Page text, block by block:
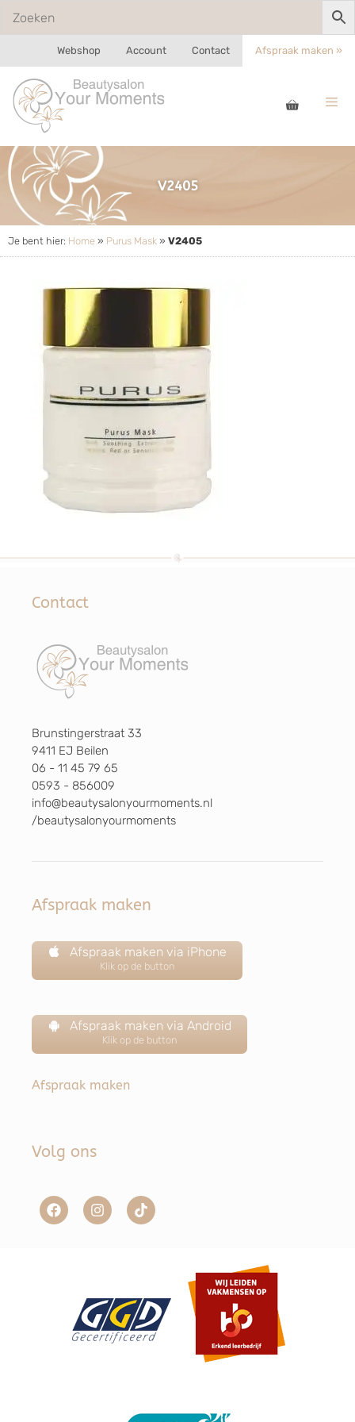
Webshop Account Contact Afspraak maken »
V2405
Je bent hier: Home » Purus Mask » V2405
Contact
Brunstingerstraat 33
9411 EJ Beilen
06 - 11 45 79 65
0593 - 856009
info@beautysalonyourmoments.nl
/beautysalonyourmoments
Afspraak maken
Afspraak maken via iPhone
Klik op de button
Afspraak maken via Android
Klik op de button
Afspraak maken
Volg ons